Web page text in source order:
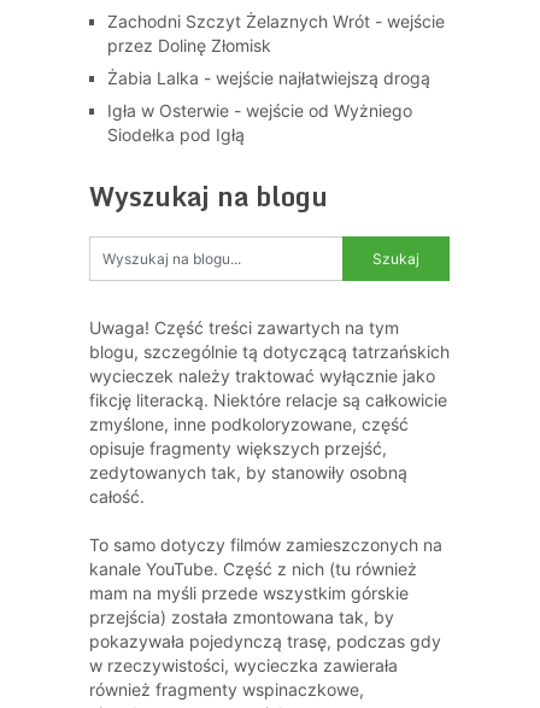
Zachodni Szczyt Żelaznych Wrót - wejście
przez Dolinę Złomisk
Żabia Lalka - wejście najłatwiejszą drogą
Igła w Osterwie - wejście od Wyżniego
Siodełka pod Igłą
Wyszukaj na blogu
Uwaga! Część treści zawartych na tym
blogu, szczególnie tą dotyczącą tatrzańskich
wycieczek należy traktować wyłącznie jako
fikcję literacką. Niektóre relacje są całkowicie
zmyślone, inne podkoloryzowane, część
opisuje fragmenty większych przejść,
zedytowanych tak, by stanowiły osobną
całość.
To samo dotyczy filmów zamieszczonych na
kanale YouTube. Część z nich (tu również
mam na myśli przede wszystkim górskie
przejścia) została zmontowana tak, by
pokazywała pojedynczą trasę, podczas gdy
w rzeczywistości, wycieczka zawierała
również fragmenty wspinaczkowe,